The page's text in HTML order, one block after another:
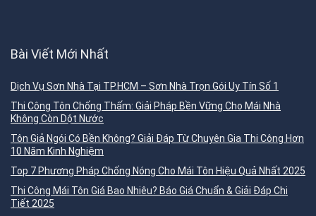
Bài Viết Mới Nhất
Dịch Vụ Sơn Nhà Tại TP.HCM – Sơn Nhà Trọn Gói Uy Tín Số 1
Thi Công Tôn Chống Thấm: Giải Pháp Bền Vững Cho Mái Nhà
Không Còn Dột Nước
Tôn Giả Ngói Có Bền Không? Giải Đáp Từ Chuyên Gia Thi Công Hơn
10 Năm Kinh Nghiệm
Top 7 Phương Pháp Chống Nóng Cho Mái Tôn Hiệu Quả Nhất 2025
Thi Công Mái Tôn Giá Bao Nhiêu? Báo Giá Chuẩn & Giải Đáp Chi
Tiết 2025